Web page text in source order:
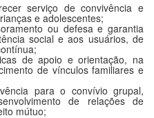
serviço de convivência e
e adolescentes;
ou defesa e garantia
social e aos usuários, de
de apoio e orientação, na
de vínculos familiares e
para o convívio grupal,
de relações de
mútuo;